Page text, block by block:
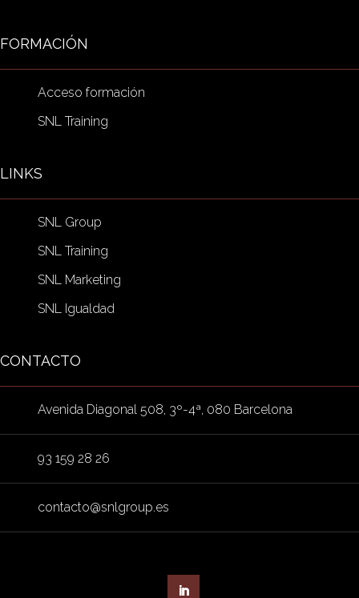
FORMACIÓN
Acceso formación
SNL Training
LINKS
SNL Group
SNL Training
SNL Marketing
SNL Igualdad
CONTACTO
Avenida Diagonal 508, 3º-4ª, 080 Barcelona
93 159 28 26
contacto@snlgroup.es